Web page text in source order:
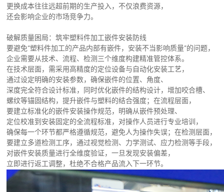
更换成本往往远超前期的生产投入，不仅浪费资源，
还会影响企业的市场竞争力。
破解质量困局：筑牢塑料件加工嵌件安装防线
要避免“塑料件加工的产品内部有嵌件，安装不当影响质量”的问题，
企业需要从技术、流程、检测三个维度构建精准管控体系。
在技术层面，需采用高精度的定位设备与自动化安装工艺，
通过设定明确的安装参数，确保嵌件的位置、角度、
深度完全符合设计标准，同时优化嵌件的结构设计，增加咬合槽、
螺纹等锚固结构，提升嵌件与塑料的结合强度；在流程层面，
要建立标准化的嵌件安装操作规范，明确从嵌件预处理、
定位校准到安装固定的全流程标准，对操作人员进行专业培训，
确保每一个环节都严格遵循规范，避免人为操作失误；在检测层面，
要建立多道检测工序，通过视觉检测、力学测试、应力检测等手段，
对嵌件安装质量进行全维度验证，一旦发现安装偏差，
立即进行返工调整，杜绝不合格产品流入下一环节。